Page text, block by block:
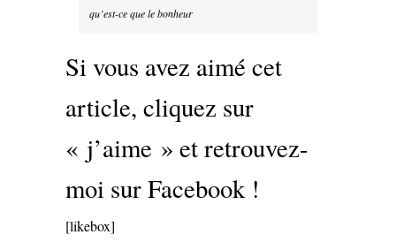
qu’est-ce que le bonheur
Si vous avez aimé cet
article, cliquez sur
« j’aime » et retrouvez-
moi sur Facebook !
[likebox]